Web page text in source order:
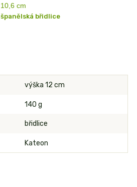
10,6 cm
španělská břidlice
výška 12 cm
140 g
břidlice
Kateon